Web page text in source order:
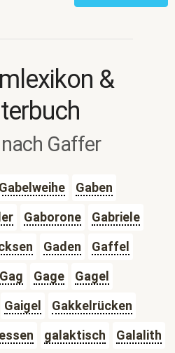
&
Gaffer
Gabelweihe
Gaben
Gaborone
Gabriele
Gaden
Gaffel
Gag Gage
Gagel
Gaigel
Gakkelrücken
galaktisch
Galalith